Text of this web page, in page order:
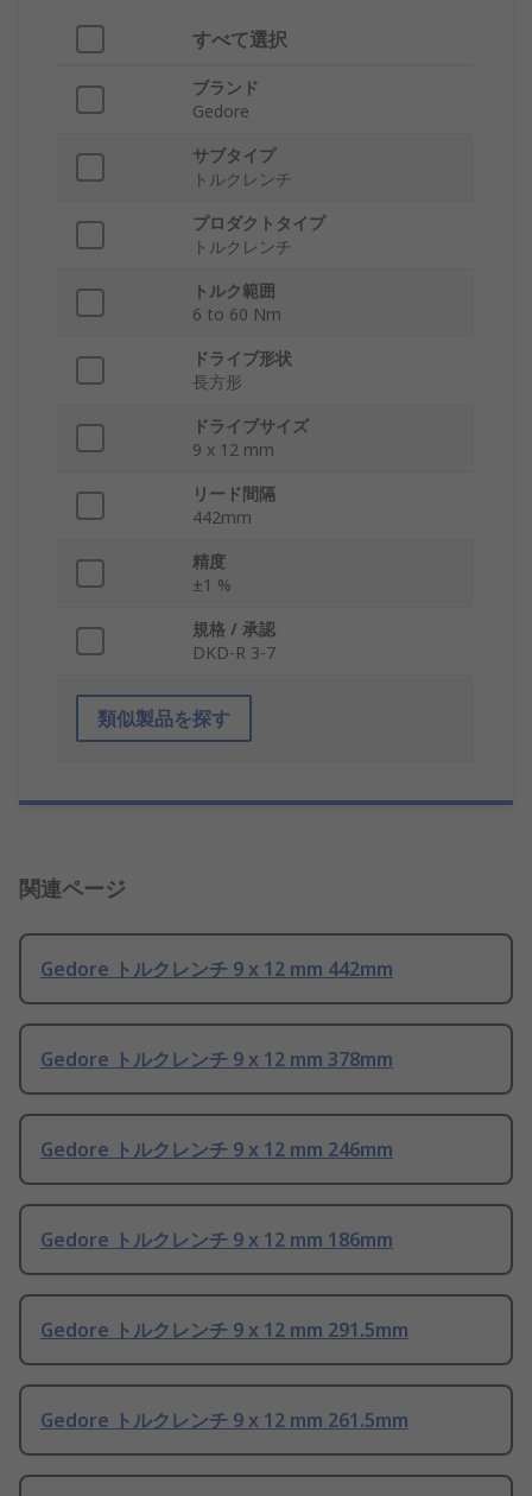
すべて選択
ブランド
Gedore
サブタイプ
トルクレンチ
プロダクトタイプ
トルクレンチ
トルク範囲
6 to 60 Nm
ドライブ形状
長方形
ドライブサイズ
9 x 12 mm
リード間隔
442mm
精度
±1 %
規格 / 承認
DKD-R 3-7
類似製品を探す
関連ページ
Gedore トルクレンチ 9 x 12 mm 442mm
Gedore トルクレンチ 9 x 12 mm 378mm
Gedore トルクレンチ 9 x 12 mm 246mm
Gedore トルクレンチ 9 x 12 mm 186mm
Gedore トルクレンチ 9 x 12 mm 291.5mm
Gedore トルクレンチ 9 x 12 mm 261.5mm